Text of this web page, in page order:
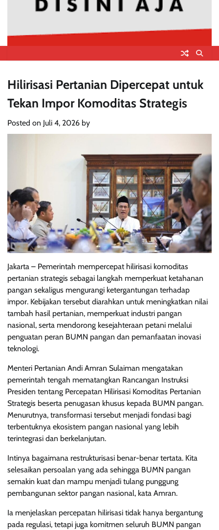
Hilirisasi Pertanian Dipercepat untuk
Tekan Impor Komoditas Strategis
Posted on Juli 4, 2026 by
Jakarta – Pemerintah mempercepat hilirisasi komoditas
pertanian strategis sebagai langkah memperkuat ketahanan
pangan sekaligus mengurangi ketergantungan terhadap
impor. Kebijakan tersebut diarahkan untuk meningkatkan nilai
tambah hasil pertanian, memperkuat industri pangan
nasional, serta mendorong kesejahteraan petani melalui
penguatan peran BUMN pangan dan pemanfaatan inovasi
teknologi.
Menteri Pertanian Andi Amran Sulaiman mengatakan
pemerintah tengah mematangkan Rancangan Instruksi
Presiden tentang Percepatan Hilirisasi Komoditas Pertanian
Strategis beserta penugasan khusus kepada BUMN pangan.
Menurutnya, transformasi tersebut menjadi fondasi bagi
terbentuknya ekosistem pangan nasional yang lebih
terintegrasi dan berkelanjutan.
Intinya bagaimana restrukturisasi benar-benar tertata. Kita
selesaikan persoalan yang ada sehingga BUMN pangan
semakin kuat dan mampu menjadi tulang punggung
pembangunan sektor pangan nasional, kata Amran.
Ia menjelaskan percepatan hilirisasi tidak hanya bergantung
pada regulasi, tetapi juga komitmen seluruh BUMN pangan